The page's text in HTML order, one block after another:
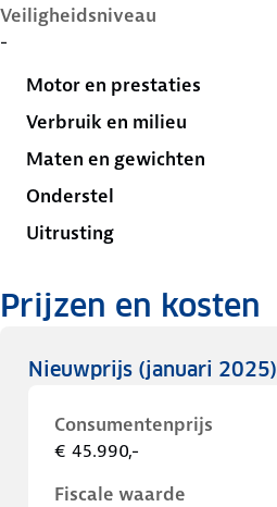
Veiligheidsniveau
-
Motor en prestaties
Verbruik en milieu
Maten en gewichten
Onderstel
Uitrusting
Prijzen en kosten
Nieuwprijs (januari 2025)
Consumentenprijs
€ 45.990,-
Fiscale waarde